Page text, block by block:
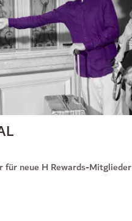
für neue H Rewards-Mitglieder